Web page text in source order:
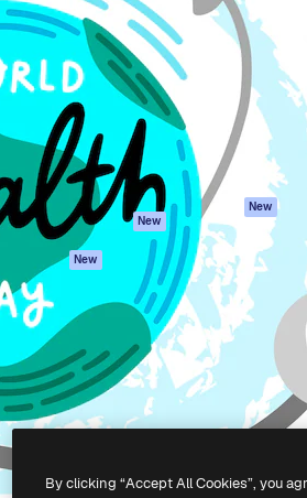
Spaces
Assistente de IA
Gerador de
imagens
Gerador de vídeos
Texto para voz
Conteúdo de stock
MCP para
Claude/ChatGPT
New
Agentes New
API
App móvel
Todas as
ferramentas
Academy
Documentação
Atendimento
Termos e
condições
Política de
privacidade
Originais
New
Política de cookies
Central de
confiabilidade
Afiliados
Empresas
Todos os direitos reservados.
By clicking “Accept All Cookies”, you